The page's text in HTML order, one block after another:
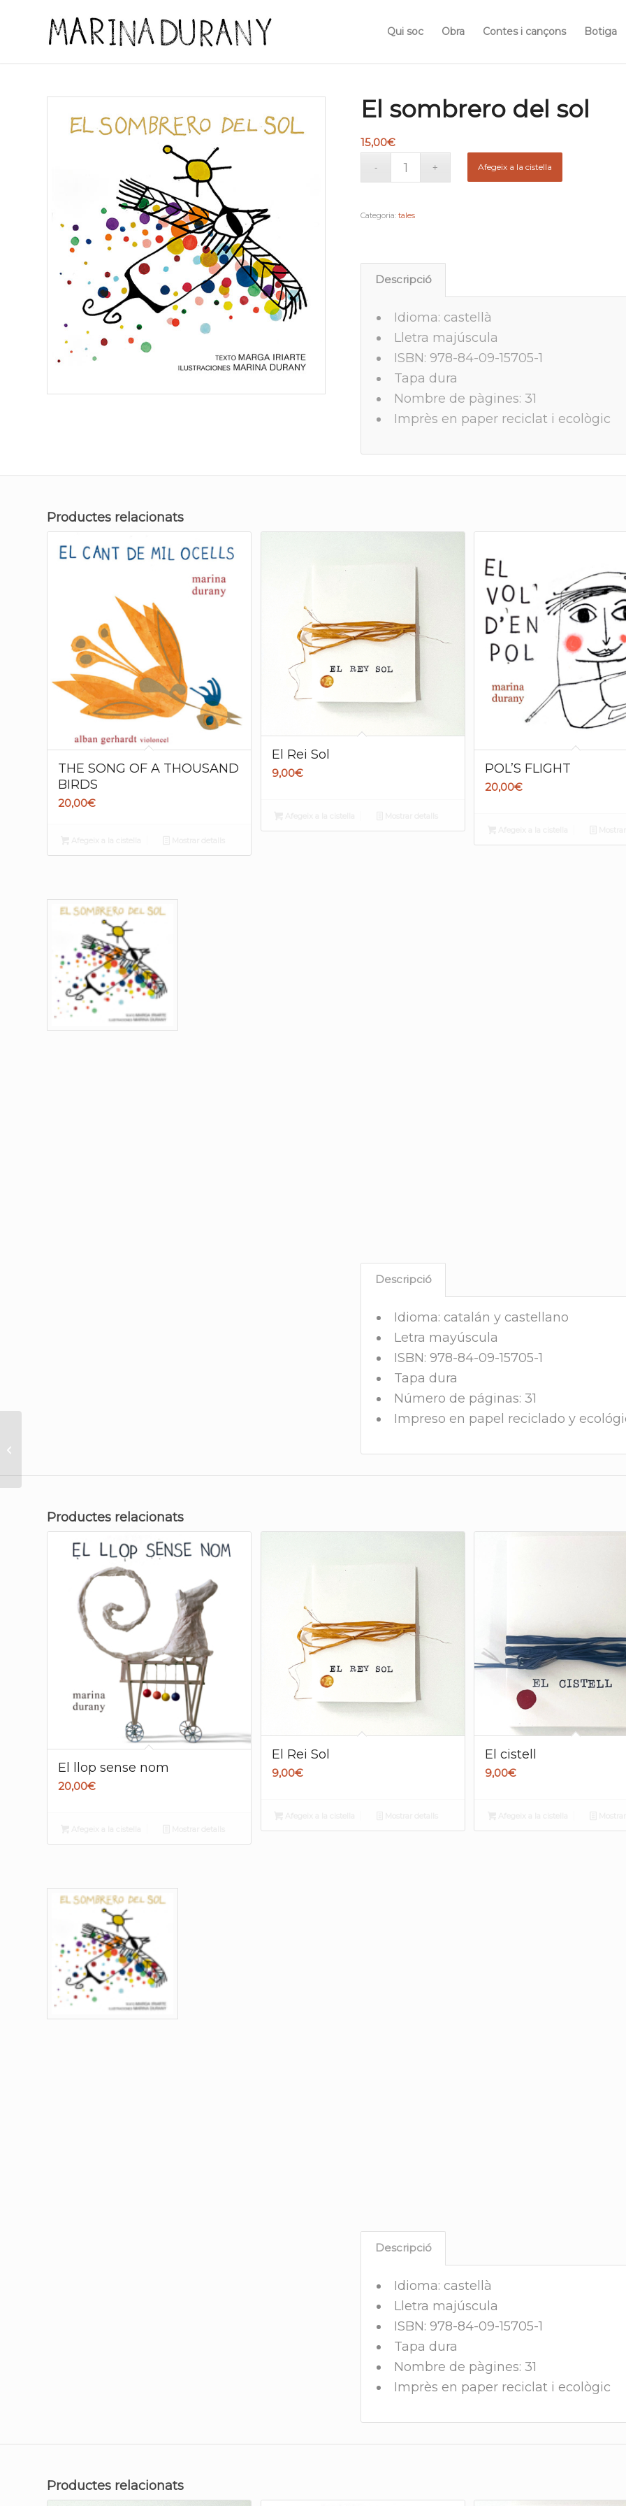
Qui soc Obra Contes i cançons Botiga
El sombrero del sol
15,00€
Afegeix a la cistella
Categoria:tales
Descripció
Idioma: castellà
Lletra majúscula
ISBN: 978-84-09-15705-1
Tapa dura
Nombre de pàgines: 31
Imprès en paper reciclat i ecològic
Productes relacionats
THE SONG OF A THOUSAND
BIRDS
20,00€
El Rei Sol
9,00€ POL’S FLIGHT
20,00€
Descripció
Idioma: catalán y castellano
Letra mayúscula
ISBN: 978-84-09-15705-1
Tapa dura
Número de páginas: 31
Impreso en papel reciclado y
Productes relacionats
El llop sense nom
20,00€
El Rei Sol
9,00€
El cistell
9,00€
Descripció
Idioma: castellà
Lletra majúscula
ISBN: 978-84-09-15705-1
Tapa dura
Nombre de pàgines: 31
Imprès en paper reciclat i ecològic
Productes relacionats